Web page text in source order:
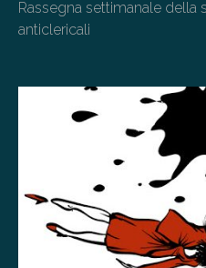
Rassegna settimanale
anticlericali